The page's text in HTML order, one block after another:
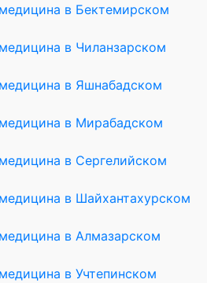
в Бектемирском
в Чиланзарском
в Яшнабадском
в Мирабадском
в Сергелийском
в Шайхантахурском
в Алмазарском
в Учтепинском